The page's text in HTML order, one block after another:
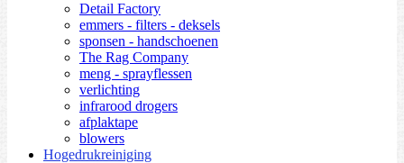
Detail Factory
emmers - filters - deksels
sponsen - handschoenen
The Rag Company
meng - sprayflessen
verlichting
infrarood drogers
afplaktape
blowers
Hogedrukreiniging